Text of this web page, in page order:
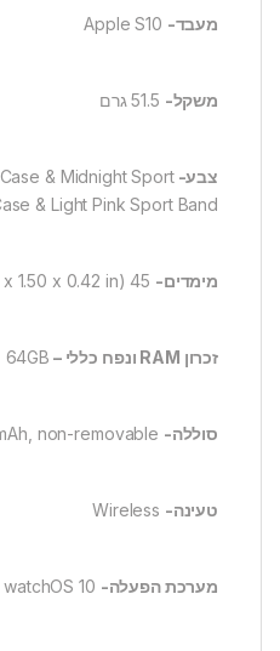
מעבד-
משקל-
צבע-& Midnight Sport
& Light Pink Sport Band
מימדים-
זכרון RAM ונפח כללי – 64GB
סוללה-
טעינה-
מערכת הפעלה-